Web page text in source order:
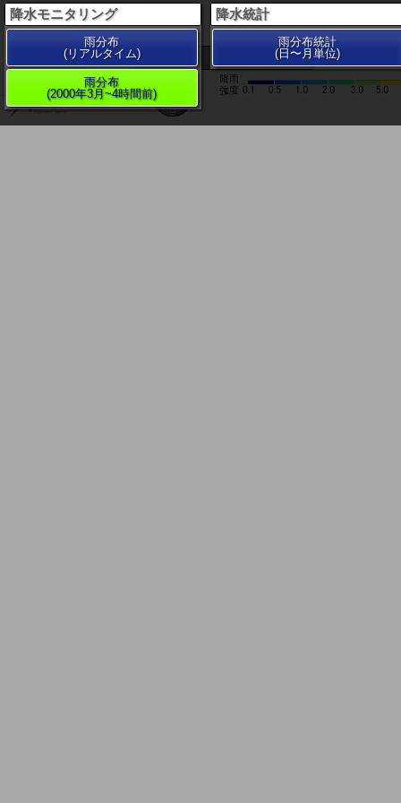
200 km
降水モニタリング
雨分布
(リアルタイム)
雨分布
(2000年3月~4時間前)
降水統計
雨分布統計
(日〜月単位)